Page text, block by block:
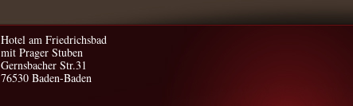
Hotel am Friedrichsbad
mit Prager Stuben
Gernsbacher Str.31
76530 Baden-Baden